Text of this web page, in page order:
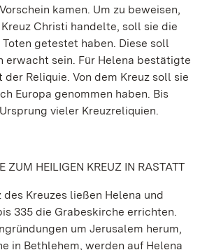
kamen. Um zu beweisen,
Christi handelte, soll sie die
getestet haben. Diese soll
erwacht sein. Für Helena bestätigte
Reliquie. Von dem Kreuz soll sie
Europa genommen haben. Bis
vieler Kreuzreliquien.
ZUM HEILIGEN KREUZ IN RASTATT
Kreuzes ließen Helena und
335 die Grabeskirche errichten.
um Jerusalem herum,
in Bethlehem, werden auf Helena